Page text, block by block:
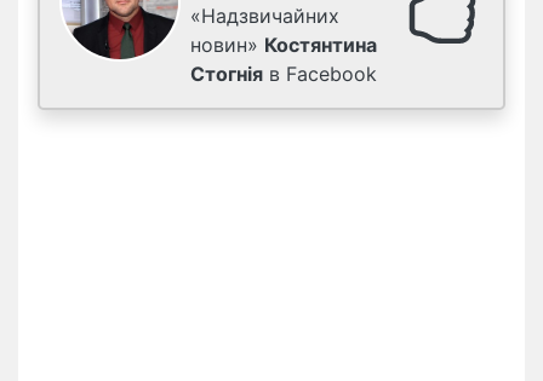
«Надзвичайних
новин» Костянтина
Стогнія в Facebook